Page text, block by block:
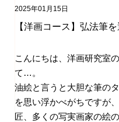
2025年01月15日
【洋画コース】弘法筆
こんにちは、洋画研究室
て…。
油絵と言うと大胆な筆の
を思い浮かべがちですが
匠、多くの写実画家の絵